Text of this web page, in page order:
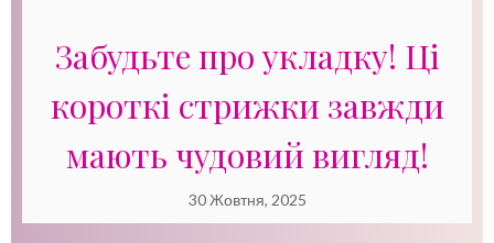
Забудьте про укладку! Ці
короткі стрижки завжди
мають чудовий вигляд!
30 Жовтня, 2025